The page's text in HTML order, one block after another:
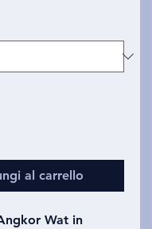
al carrello
Wat in